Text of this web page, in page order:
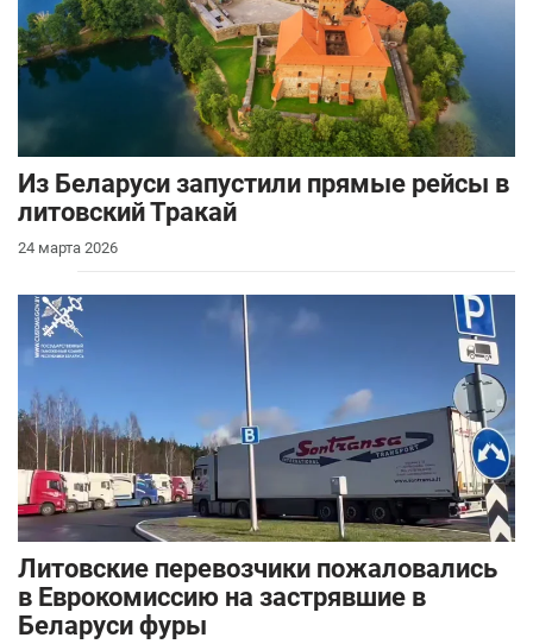
Из Беларуси запустили прямые рейсы в
литовский Тракай
24 марта 2026
Литовские перевозчики пожаловались
в Еврокомиссию на застрявшие в
Беларуси фуры